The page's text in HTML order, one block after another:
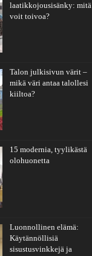
laatikkojousisänky: mitä
voit toivoa?
Talon julkisivun värit –
mikä väri antaa talollesi
kiiltoa?
15 modernia, tyylikästä
olohuonetta
Luonnollinen elämä:
Käytännöllisiä
sisustusvinkkejä ja